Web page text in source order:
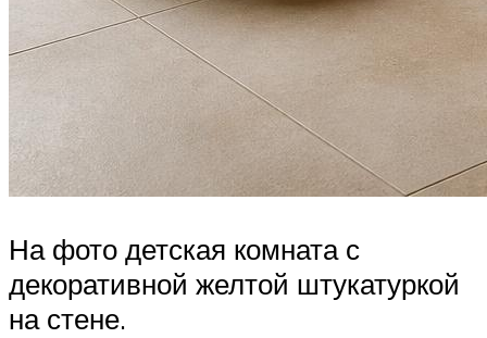
На фото детская комната с
декоративной желтой штукатуркой
на стене.